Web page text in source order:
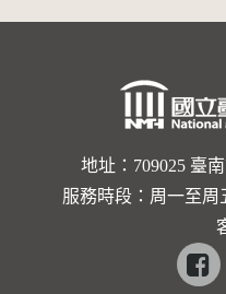
地址：709025 臺
服務時段：周一至周